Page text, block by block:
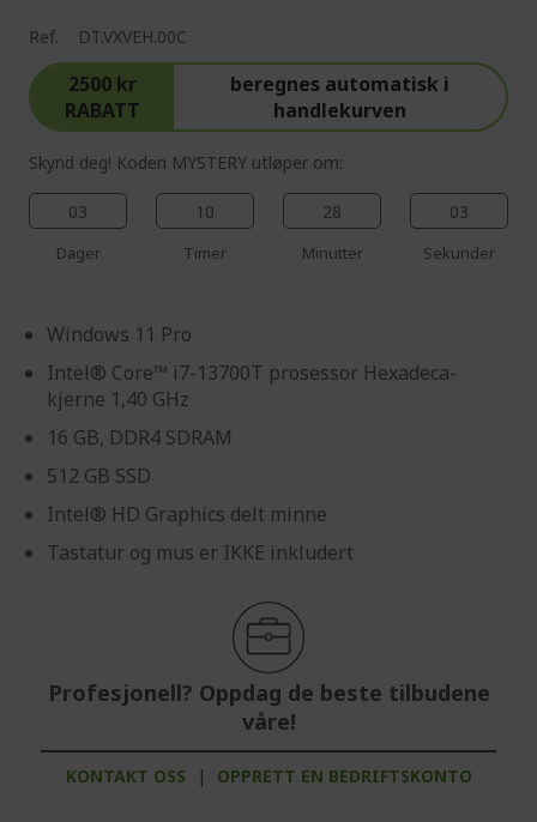
Ref. DT.VXVEH.00C
2500 kr
RABATT
beregnes automatisk i
handlekurven
Skynd deg! Koden MYSTERY utløper om:
03
Dager
10
Timer
28
Minutter
02
Sekunder
Windows 11 Pro
Intel® Core™ i7-13700T prosessor Hexadeca-
kjerne 1,40 GHz
16 GB, DDR4 SDRAM
512 GB SSD
Intel® HD Graphics delt minne
Tastatur og mus er IKKE inkludert
Profesjonell? Oppdag de beste tilbudene
våre!
KONTAKT OSS | OPPRETT EN BEDRIFTSKONTO